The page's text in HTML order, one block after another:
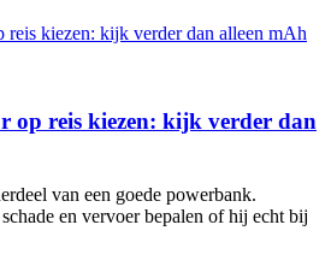
op reis kiezen: kijk verder dan
van een goede powerbank.
en vervoer bepalen of hij echt bij